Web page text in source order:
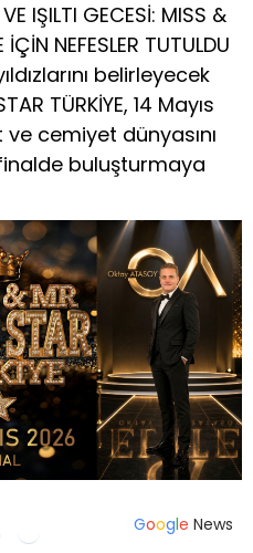
IŞILTI GECESİ: MISS &
İÇİN NEFESLER TUTULDU
belirleyecek
TÜRKİYE, 14 Mayıs
cemiyet dünyasını
buluşturmaya
Google News